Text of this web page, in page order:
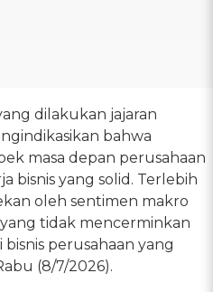
dilakukan jajaran
bahwa
masa depan perusahaan
bisnis yang solid. Terlebih
oleh sentimen makro
tidak mencerminkan
perusahaan yang
(8/7/2026).